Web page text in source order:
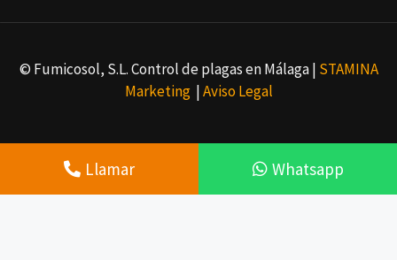
© Fumicosol, S.L. Control de plagas en Málaga | STAMINA
Marketing|Aviso Legal
Llamar Whatsapp